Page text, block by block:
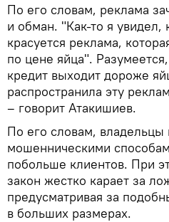
По его словам, реклама
и обман. "Как-то я увидел,
красуется реклама,
по цене яйца".
кредит выходит дороже
распространила эту
– говорит Атакишиев.
По его словам, владельцы
мошенническими
побольше клиентов. При
закон жестко карает за
предусматривая за
в больших размерах.